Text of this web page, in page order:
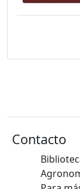
Contacto